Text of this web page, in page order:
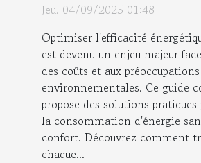
un guide complet
Jeu. 04/09/2025 01:48
Optimiser l'efficacité
est devenu un enjeu majeur
des coûts et aux préoccupations
environnementales. Ce guide
propose des solutions
la consommation d'énergie
confort. Découvrez comment
chaque...